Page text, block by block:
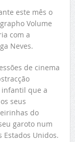
este mês o
Volume
com a
Neves.
de cinema
que a
seus
do
garoto num
Estados Unidos.